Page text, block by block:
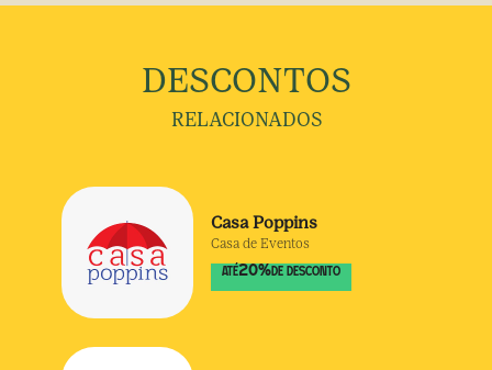
DESCONTOS
RELACIONADOS
Casa Poppins
Casa de Eventos
ATÉ20% DE DESCONTO